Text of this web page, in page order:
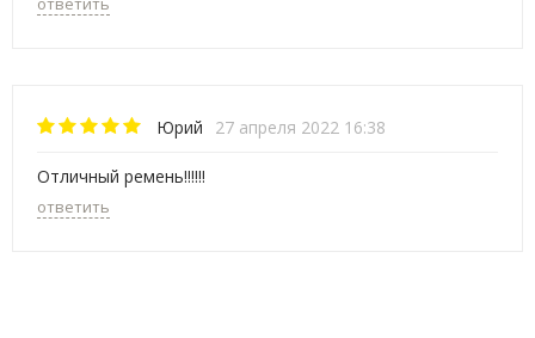
Юрий 27 апреля 2022 16:38
Отличный ремень!!!!!!
ответить